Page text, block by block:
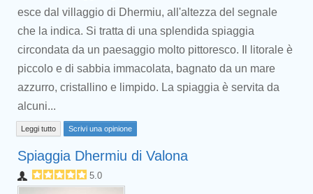
esce dal villaggio di Dhermiu, all'altezza del segnale
che la indica. Si tratta di una splendida spiaggia
circondata da un paesaggio molto pittoresco. Il litorale è
piccolo e di sabbia immacolata, bagnato da un mare
azzurro, cristallino e limpido. La spiaggia è servita da
alcuni...
Leggi tutto Scrivi una opinione
Spiaggia Dhermiu di Valona
5.0